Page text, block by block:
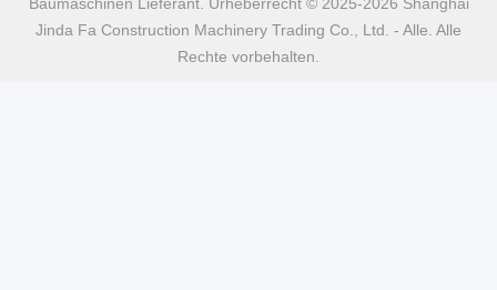
Baumaschinen Lieferant. Urheberrecht © 2025-2026 Shanghai
Jinda Fa Construction Machinery Trading Co., Ltd. - Alle. Alle
Rechte vorbehalten.